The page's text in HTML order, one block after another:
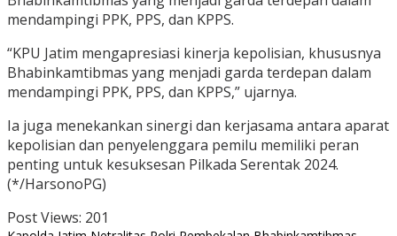
mendampingi PPK, PPS, dan KPPS.
“KPU Jatim mengapresiasi kinerja kepolisian, khususnya
Bhabinkamtibmas yang menjadi garda terdepan dalam
mendampingi PPK, PPS, dan KPPS,” ujarnya.
Ia juga menekankan sinergi dan kerjasama antara aparat
kepolisian dan penyelenggara pemilu memiliki peran
penting untuk kesuksesan Pilkada Serentak 2024.
(*/HarsonoPG)
Post Views: 201